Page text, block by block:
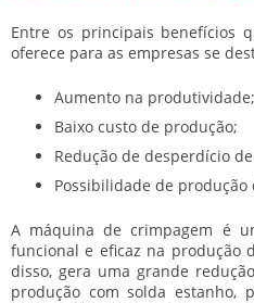
Entre os principais benefícios
oferece para as empresas se
Aumento na produtividade;
Baixo custo de produção;
Redução de desperdício
Possibilidade de
A máquina de crimpagem é
funcional e eficaz na produção
disso, gera uma grande
produção com solda estanho,